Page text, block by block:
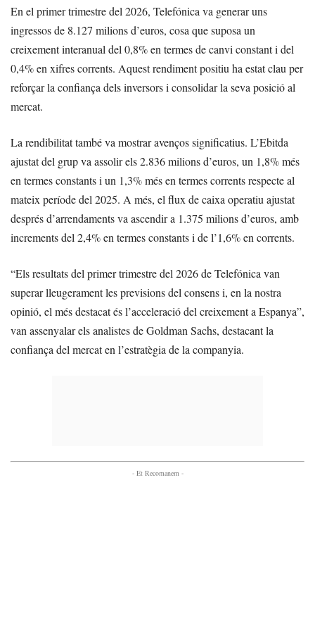
En el primer trimestre del 2026, Telefónica va generar uns
ingressos de 8.127 milions d’euros, cosa que suposa un
creixement interanual del 0,8% en termes de canvi constant i del
0,4% en xifres corrents. Aquest rendiment positiu ha estat clau per
reforçar la confiança dels inversors i consolidar la seva posició al
mercat.
La rendibilitat també va mostrar avenços significatius. L’Ebitda
ajustat del grup va assolir els 2.836 milions d’euros, un 1,8% més
en termes constants i un 1,3% més en termes corrents respecte al
mateix període del 2025. A més, el flux de caixa operatiu ajustat
després d’arrendaments va ascendir a 1.375 milions d’euros, amb
increments del 2,4% en termes constants i de l’1,6% en corrents.
“Els resultats del primer trimestre del 2026 de Telefónica van
superar lleugerament les previsions del consens i, en la nostra
opinió, el més destacat és l’acceleració del creixement a Espanya”,
van assenyalar els analistes de Goldman Sachs, destacant la
confiança del mercat en l’estratègia de la companyia.
- Et Recomanem -